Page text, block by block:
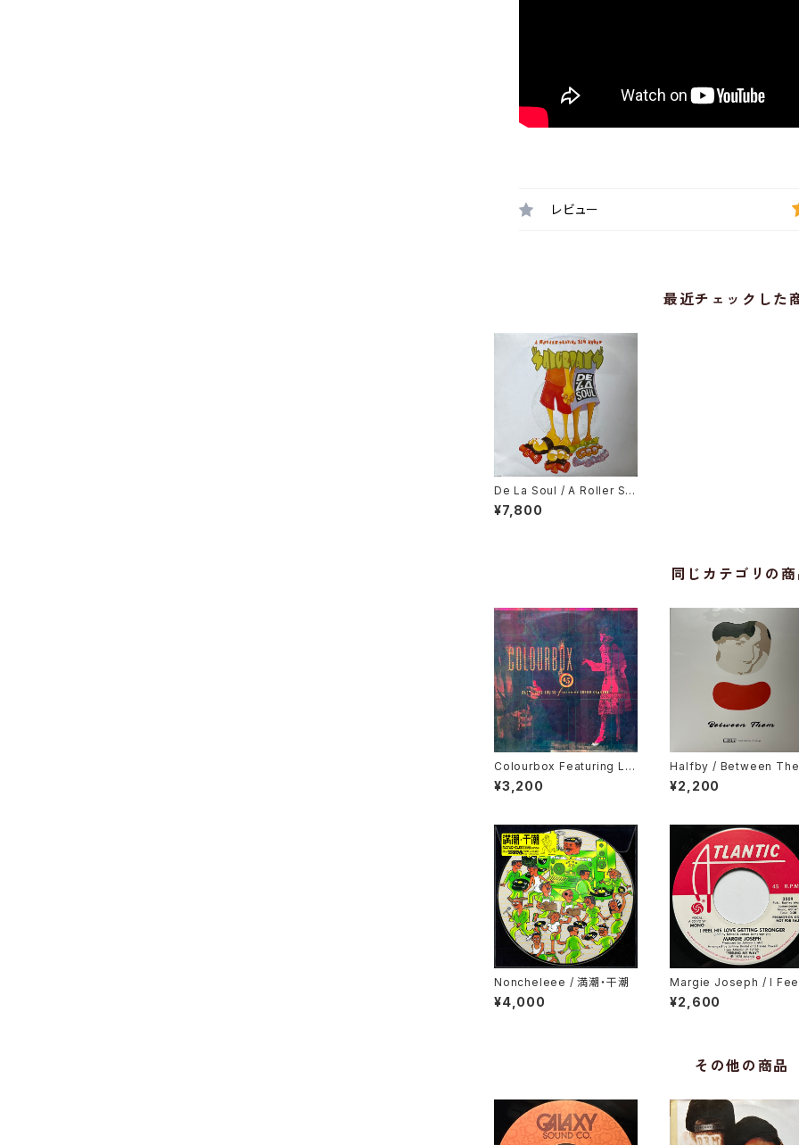
レビュー
最近チェックした
De La Soul / A Roller Sk
ating Jam Named "Satur
days"
¥7,800
同じカテゴリの
Colourbox Featuring Lor
ita Grahame / Baby I Lov
e You So
¥3,200
Halfby / Between
¥2,200
Noncheleee / 満潮・干潮
¥4,000
Margie Joseph / I
His Love Getting
er
¥2,600
その他の商品